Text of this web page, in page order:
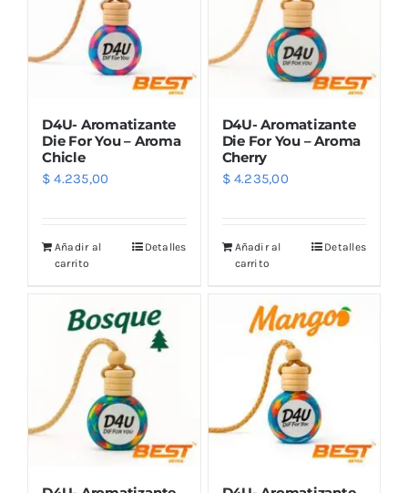
D4U- Aromatizante
Die For You – Aroma
Chicle
$ 4.235,00
Añadir al
carrito
Detalles
D4U- Aromatizante
Die For You – Aroma
Cherry
$4.235,00
Añadir al
carrito
Detalles